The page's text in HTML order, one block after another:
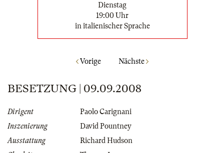
Dienstag
19:00 Uhr
in italienischer Sprache
Vorige Nächste
BESETZUNG | 09.09.2008
Dirigent
Paolo Carignani
Inszenierung
David Pountney
Ausstattung
Richard Hudson